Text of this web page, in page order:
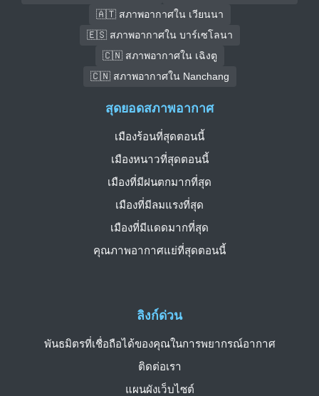
🇦🇹 สภาพอากาศใน เวียนนา
🇪🇸 สภาพอากาศใน บาร์เซโลนา
🇨🇳 สภาพอากาศใน เฉิงตู
🇨🇳 สภาพอากาศใน Nanchang
ลิงก์ด่วน
พันธมิตรที่เชื่อถือได้ของคุณในการพยากรณ์อากาศ
ติดต่อเรา
แผนผังเว็บไซต์
สุดยอดสภาพอากาศ
เมืองร้อนที่สุดตอนนี้
เมืองหนาวที่สุดตอนนี้
เมืองที่มีฝนตกมากที่สุด
เมืองที่มีลมแรงที่สุด
เมืองที่มีแดดมากที่สุด
คุณภาพอากาศแย่ที่สุดตอนนี้